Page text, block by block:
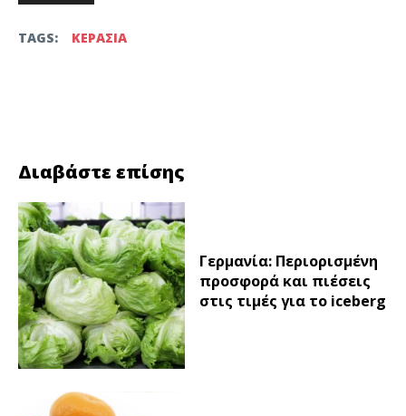
TAGS: ΚΕΡΑΣΙΑ
Διαβάστε επίσης
Γερμανία: Περιορισμένη
προσφορά και πιέσεις
στις τιμές για το iceberg